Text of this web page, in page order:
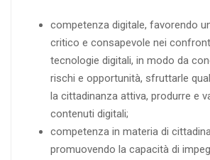
competenza digitale, favorendo
critico e consapevole nei
tecnologie digitali, in modo da
rischi e opportunità, sfruttarle
la cittadinanza attiva, produrre e
contenuti digitali;
competenza in materia di
promuovendo la capacità di